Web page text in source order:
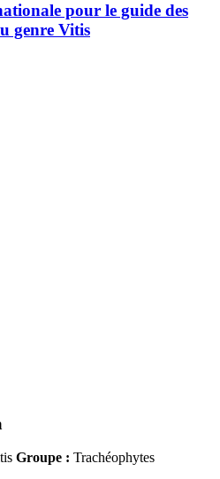
pour le guide des
genre Vitis
Groupe : Trachéophytes